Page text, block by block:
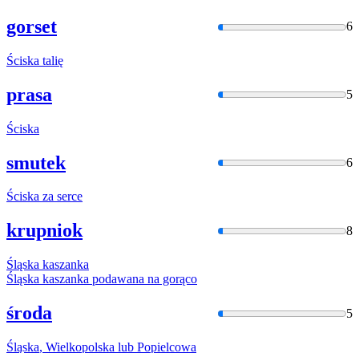
gorset 6
Ściska talię
prasa 5
Ściska
smutek 6
Ściska za serce
krupniok 8
Śląska kaszanka
Śląska kaszanka podawana na gorąco
środa 5
Śląska, Wielkopolska lub Popielcowa